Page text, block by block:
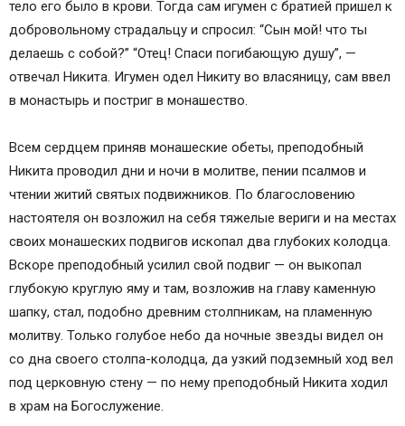
тело его было в крови. Тогда сам игумен с братией пришел к
добровольному страдальцу и спросил: “Сын мой! что ты
делаешь с собой?” “Отец! Спаси погибающую душу”, —
отвечал Никита. Игумен одел Никиту во власяницу, сам ввел
в монастырь и постриг в монашество.
Всем сердцем приняв монашеские обеты, преподобный
Никита проводил дни и ночи в молитве, пении псалмов и
чтении житий святых подвижников. По благословению
настоятеля он возложил на себя тяжелые вериги и на местах
своих монашеских подвигов ископал два глубоких колодца.
Вскоре преподобный усилил свой подвиг — он выкопал
глубокую круглую яму и там, возложив на главу каменную
шапку, стал, подобно древним столпникам, на пламенную
молитву. Только голубое небо да ночные звезды видел он
со дна своего столпа-колодца, да узкий подземный ход вел
под церковную стену — по нему преподобный Никита ходил
в храм на Богослужение.